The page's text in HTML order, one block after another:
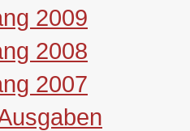
2009
2008
2007